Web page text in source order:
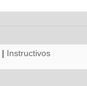
| Instructivos